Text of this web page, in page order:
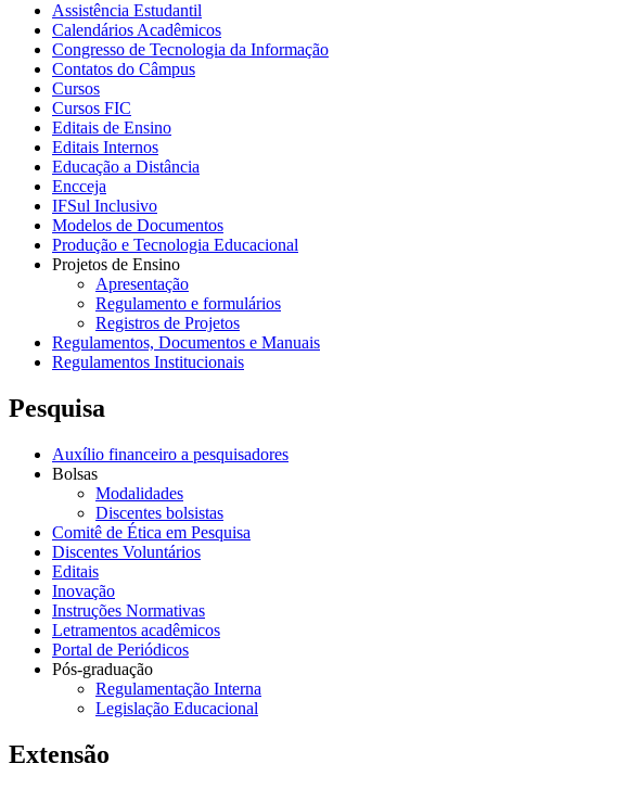
Assistência Estudantil
Calendários Acadêmicos
Congresso de Tecnologia da Informação
Contatos do Câmpus
Cursos
Cursos FIC
Editais de Ensino
Editais Internos
Educação a Distância
Encceja
IFSul Inclusivo
Modelos de Documentos
Produção e Tecnologia Educacional
Projetos de Ensino
Apresentação
Regulamento e formulários
Registros de Projetos
Regulamentos, Documentos e Manuais
Regulamentos Institucionais
Pesquisa
Auxílio financeiro a pesquisadores
Bolsas
Modalidades
Discentes bolsistas
Comitê de Ética em Pesquisa
Discentes Voluntários
Editais
Inovação
Instruções Normativas
Letramentos acadêmicos
Portal de Periódicos
Pós-graduação
Regulamentação Interna
Legislação Educacional
Extensão